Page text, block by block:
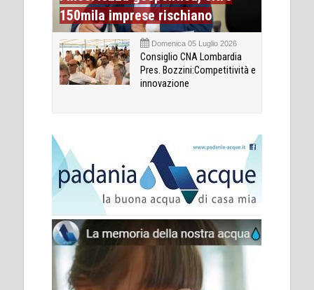
150mila imprese rischiano
Domenica 05 Luglio 2026
Consiglio CNA Lombardia
Pres. Bozzini:Competitività e
innovazione